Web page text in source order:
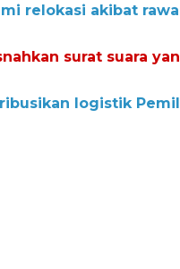
relokasi akibat
surat suara
logistik